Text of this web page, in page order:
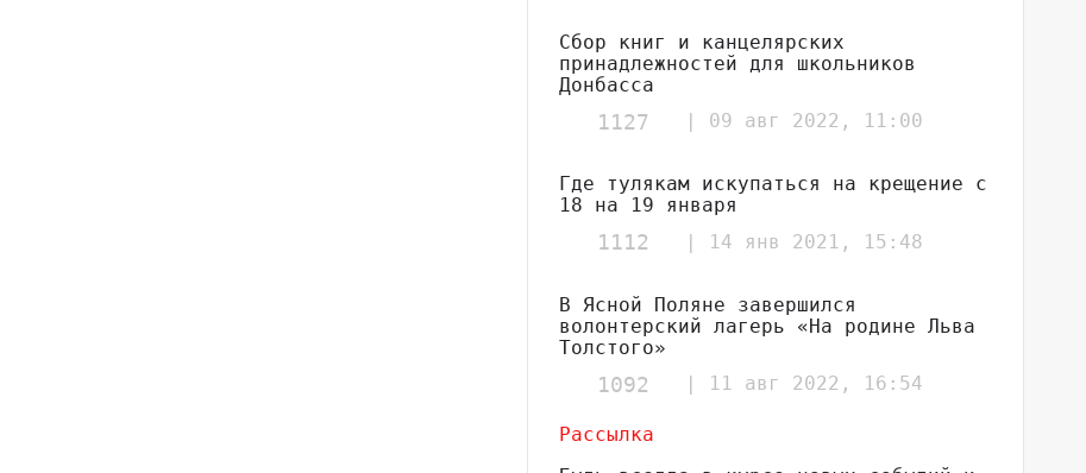
Сбор книг и канцелярских
принадлежностей для школьников
Донбасса
1127 | 09 авг 2022, 11:00
Где тулякам искупаться на крещение с
18 на 19 января
1112 | 14 янв 2021, 15:48
В Ясной Поляне завершился
волонтерский лагерь «На родине Льва
Толстого»
1092 | 11 авг 2022, 16:54
Рассылка